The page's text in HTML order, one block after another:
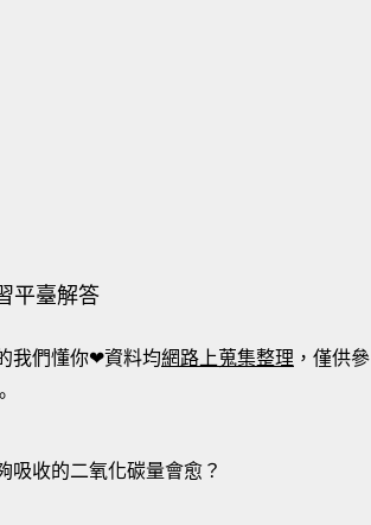
平臺解答
我們懂你❤資料均網路上蒐集整理 ，僅供參
吸收的二氧化碳量會愈？